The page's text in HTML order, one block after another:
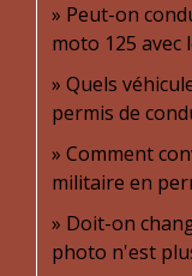
Peut-on
moto 125 avec
Quels
permis de
Comment
militaire en
Doit-on
photo n'est